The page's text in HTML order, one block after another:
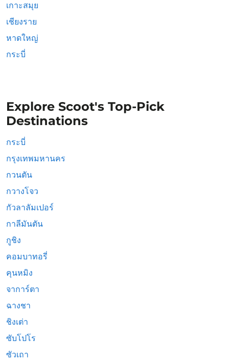
เกาะสมุย
เชียงราย
หาดใหญ่
กระบี่
Explore Scoot's Top-Pick
Destinations
กระบี่
กรุงเทพมหานคร
กวนตัน
กวางโจว
กัวลาลัมเปอร์
กาลีมันตัน
กูชิง
คอมบาทอรี่
คุนหมิง
จาการ์ตา
ฉางชา
ชิงเต่า
ซับโปโร
ซัวเถา